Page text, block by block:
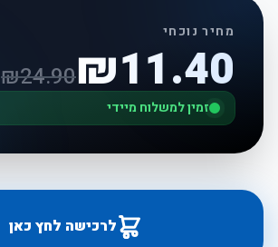
מחיר נוכחי
₪11.40
₪24.90
זמין למשלוח מיידי
לרכישה לחץ כאן